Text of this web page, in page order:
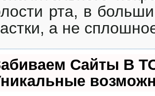
рта, в
а не
Сайты В